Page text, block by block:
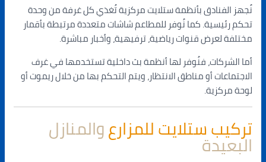
نُجهز الفنادق بأنظمة ستلايت مركزية تُغذي كل غرفة من وحدة
تحكم رئيسية. كما نُوفر للمطاعم شاشات متعددة مرتبطة بأقمار
مختلفة لعرض قنوات رياضية، ترفيهية، وأخبار مباشرة.
أما الشركات، فنُوفر لها أنظمة بث داخلية تستخدمها في غرف
الاجتماعات أو مناطق الانتظار، ويتم التحكم بها من خلال ريموت أو
لوحة مركزية.
تركيب ستلايت للمزارعوالمنازل
البعيدة